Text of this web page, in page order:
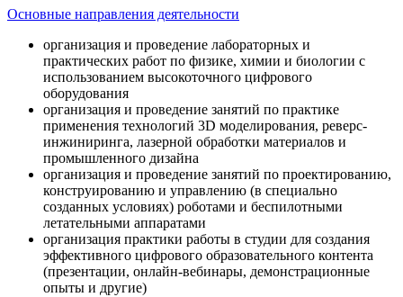
Основные направления деятельности
организация и проведение лабораторных и
практических работ по физике, химии и биологии с
использованием высокоточного цифрового
оборудования
организация и проведение занятий по практике
применения технологий 3D моделирования, реверс-
инжиниринга, лазерной обработки материалов и
промышленного дизайна
организация и проведение занятий по проектированию,
конструированию и управлению (в специально
созданных условиях) роботами и беспилотными
летательными аппаратами
организация практики работы в студии для создания
эффективного цифрового образовательного контента
(презентации, онлайн-вебинары, демонстрационные
опыты и другие)